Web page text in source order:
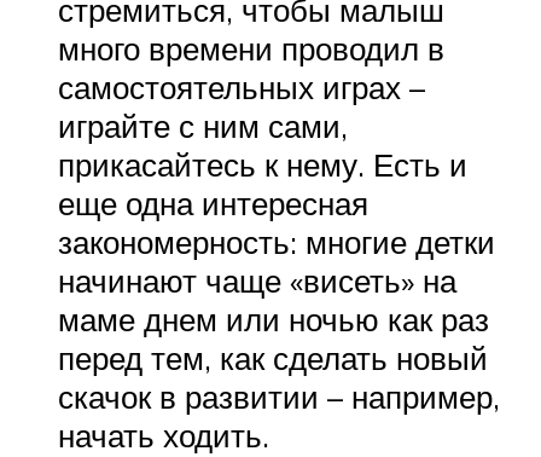
стремиться, чтобы малыш
много времени проводил в
самостоятельных играх –
играйте с ним сами,
прикасайтесь к нему. Есть и
еще одна интересная
закономерность: многие детки
начинают чаще «висеть» на
маме днем или ночью как раз
перед тем, как сделать новый
скачок в развитии – например,
начать ходить.